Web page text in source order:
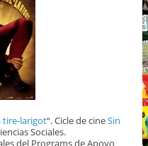
tire-larigot“. Cicle de cineSin
Sociales.
del Programs de Apoyo